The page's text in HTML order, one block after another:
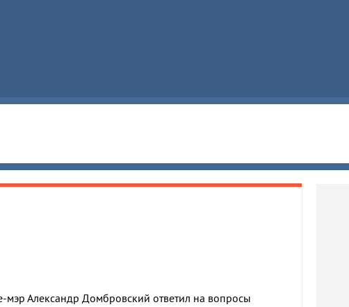
Александр Домбровский ответил на вопросы